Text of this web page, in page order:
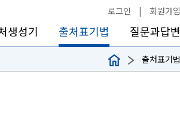
로그인 | 회원가입
생성기 출처표기법 질문과답변
출처표기법